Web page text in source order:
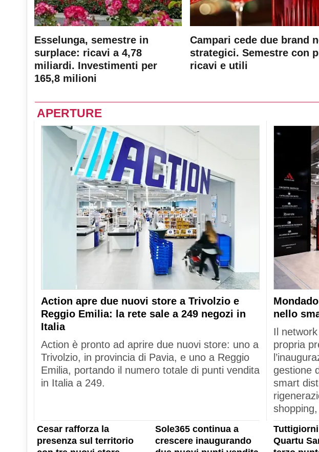
Esselunga, semestre in
surplace: ricavi a 4,78
miliardi. Investimenti per
165,8 milioni
Campari cede due brand
strategici. Semestre con
ricavi e utili
APERTURE
Action apre due nuovi store a Trivolzio e
Reggio Emilia: la rete sale a 249 negozi in
Italia
Action è pronto ad aprire due nuovi store: uno a
Trivolzio, in provincia di Pavia, e uno a Reggio
Emilia, portando il numero totale di punti vendita
in Italia a 249.
nello
Il
propria
gestione
smart
Cesar rafforza la
presenza sul territorio
Sole365 continua a
crescere inaugurando
Quartu